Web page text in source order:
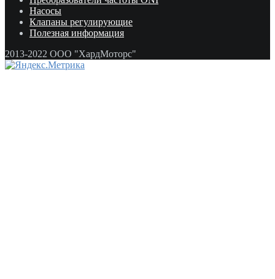
Насосы
Клапаны регулирующие
Полезная информация
2013-2022 ООО "ХардМоторс"